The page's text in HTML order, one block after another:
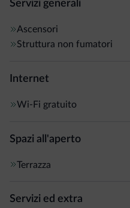
Servizi generali
Ascensori
Struttura non fumatori
Internet
Wi-Fi gratuito
Spazi all'aperto
Terrazza
Servizi ed extra